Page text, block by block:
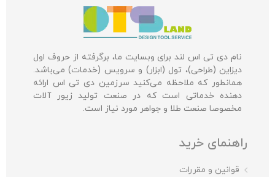
نام دی تی اس لند برای وبسایت ما، برگرفته از حروف اول
دیزاین (طراحی)، تول (ابزار) و سرویس (خدمات) می‌باشد.
همانطور که ملاحظه می‌کنید سرزمین دی تی اس ارائه
دهنده خدماتی است که در صنعت تولید زیور آلات
مخصوصا صنعت طلا و جواهر مورد نیاز است.
راهنمای خرید
قوانین و مقررات